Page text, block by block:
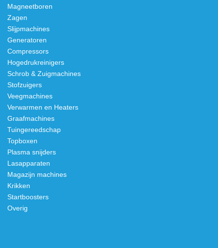
Magneetboren
Zagen
Slijpmachines
Generatoren
Compressors
Hogedrukreinigers
Schrob & Zuigmachines
Stofzuigers
Veegmachines
Verwarmen en Heaters
Graafmachines
Tuingereedschap
Topboxen
Plasma snijders
Lasapparaten
Magazijn machines
Krikken
Startboosters
Overig